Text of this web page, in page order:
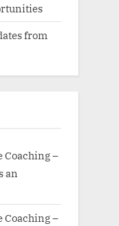
from
Coaching –
an
Coaching –